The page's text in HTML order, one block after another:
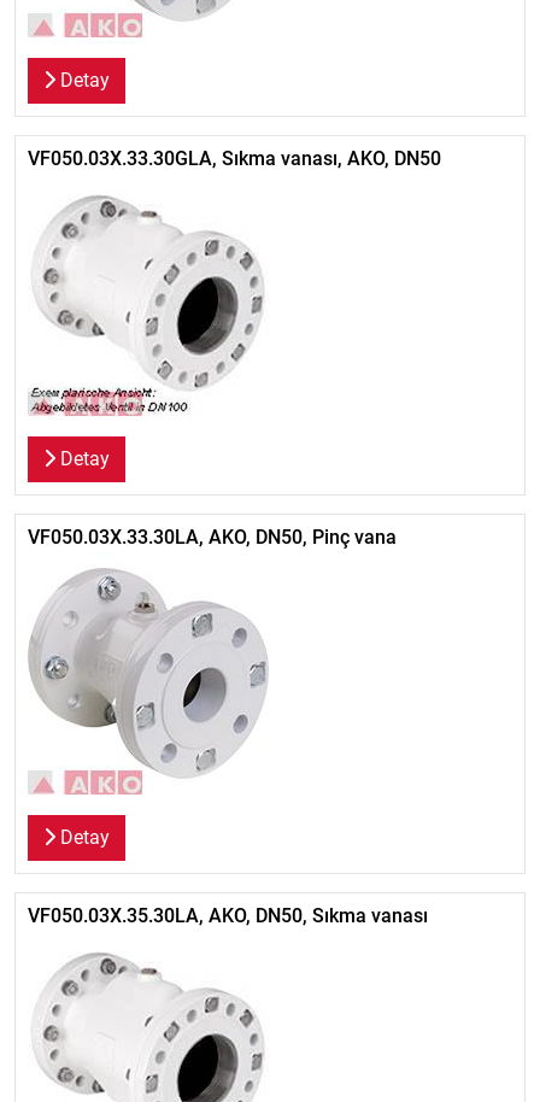
Detay
VF050.03X.33.30GLA, Sıkma vanası, AKO, DN50
Detay
VF050.03X.33.30LA, AKO, DN50, Pinç vana
Detay
VF050.03X.35.30LA, AKO, DN50, Sıkma vanası